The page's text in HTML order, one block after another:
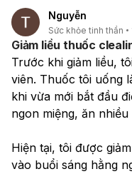
Nguyễn
Sức khỏe tinh thần
Giảm liều thuốc
Trước khi giảm liều,
viên. Thuốc tôi uống
khi vừa mới bắt đầu
ngon miệng, ăn
Hiện tại, tôi được
vào buổi sáng hằng